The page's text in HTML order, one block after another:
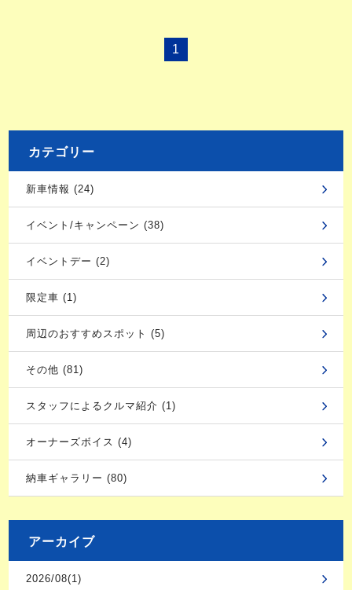
1
カテゴリー
新車情報 (24)
イベント/キャンペーン (38)
イベントデー (2)
限定車 (1)
周辺のおすすめスポット (5)
その他 (81)
スタッフによるクルマ紹介 (1)
オーナーズボイス (4)
納車ギャラリー (80)
アーカイブ
2026/08(1)